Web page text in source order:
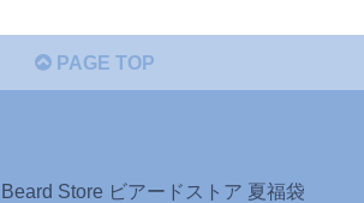
PAGE TOP
Beard Store ビアードストア 夏福袋